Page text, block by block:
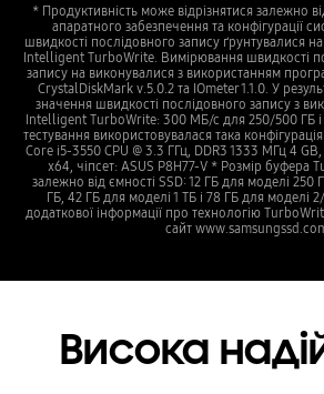
* Продуктивність може відрізнятися залежно
апаратного забезпечення та конфігурації
швидкості послідовного запису ґрунтувалися на
Intelligent TurboWrite. Вимірювання швидкості
запису на виконувалися з використанням
CrystalDiskMark v.5.0.2 та IOmeter 1.1.0. У
значення швидкості послідовного запису з
Intelligent TurboWrite: 300 МБ/с для 250/500 ГБ
тестування використовувалася така
Core i5-3550 CPU @ 3.3 ГГц, DDR3 1333 МГц 4
x64, чіпсет: ASUS P8H77-V * Розмір буфера
залежно від ємності SSD: 12 ГБ для моделі 250
ГБ, 42 ГБ для моделі 1 ТБ і 78 ГБ для моделі
додаткової інформації про технологію
сайт
Висока